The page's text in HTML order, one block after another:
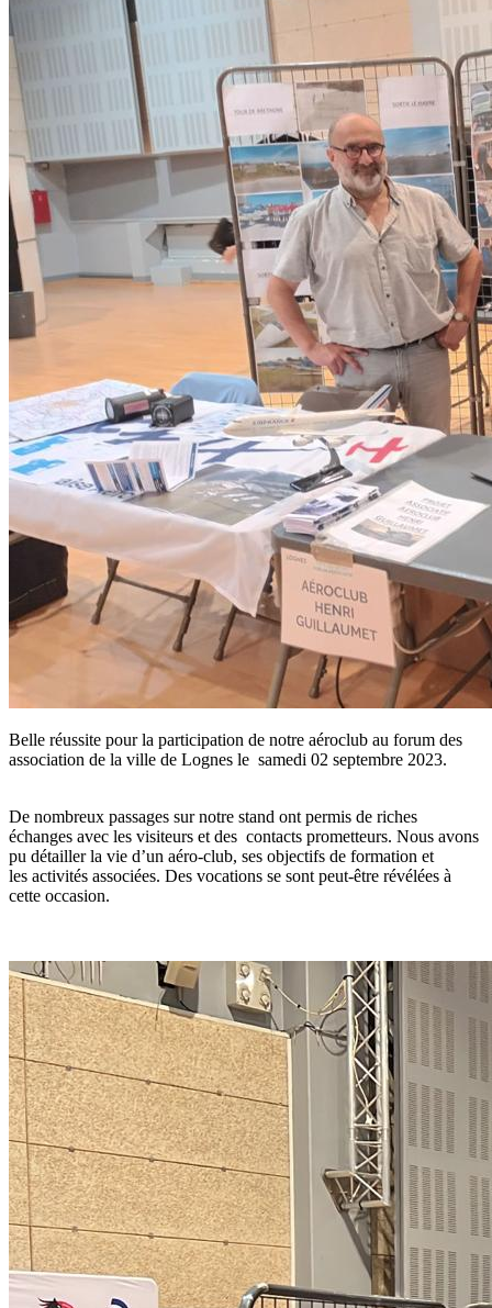
Belle réussite pour la participation de notre aéroclub au forum des
association de la ville de Lognes le samedi 02 septembre 2023.
De nombreux passages sur notre stand ont permis de riches
échanges avec les visiteurs et des contacts prometteurs. Nous avons
pu détailler la vie d’un aéro-club, ses objectifs de formation et
les activités associées. Des vocations se sont peut-être révélées à
cette occasion.